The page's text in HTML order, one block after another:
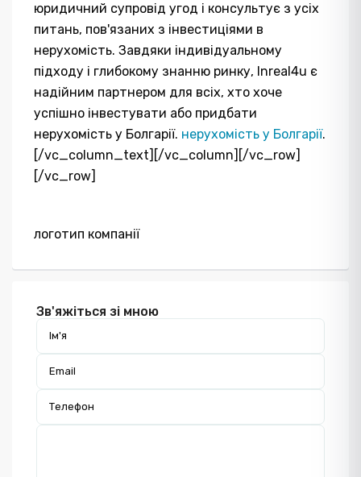
юридичний супровід угод і консультує з усіх
питань, пов'язаних з інвестиціями в
нерухомість. Завдяки індивідуальному
підходу і глибокому знанню ринку, Inreal4u є
надійним партнером для всіх, хто хоче
успішно інвестувати або придбати
нерухомість у Болгарії. нерухомість у Болгарії.
[/vc_column_text][/vc_column][/vc_row]
[/vc_row]
Зв'яжіться зі мною